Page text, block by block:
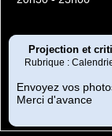
Projection et
Rubrique :
Envoyez vos
Merci d'avance